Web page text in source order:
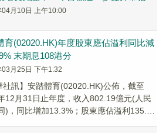
月10日 上午10:00
育(02020.HK)年度股東應佔溢利同比減
末期息108港分
月25日 下午1:32
社訊】安踏體育(02020.HK)公佈，截至
12月31日止年度，收入802.19億元(人民
)，同比增加13.3%；股東應佔溢利135.88